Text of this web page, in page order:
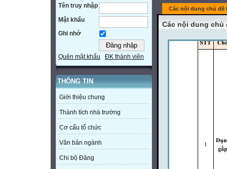
Tên truy nhập
Mật khẩu
Ghi nhớ
Quên mật khẩu ĐK thành viên
THÔNG TIN
Giới thiệu chung
Thành tích nhà trường
Cơ cấu tổ chức
Văn bản ngành
Chi bộ Đảng
Các nội dung chủ
Các nội dung chủ